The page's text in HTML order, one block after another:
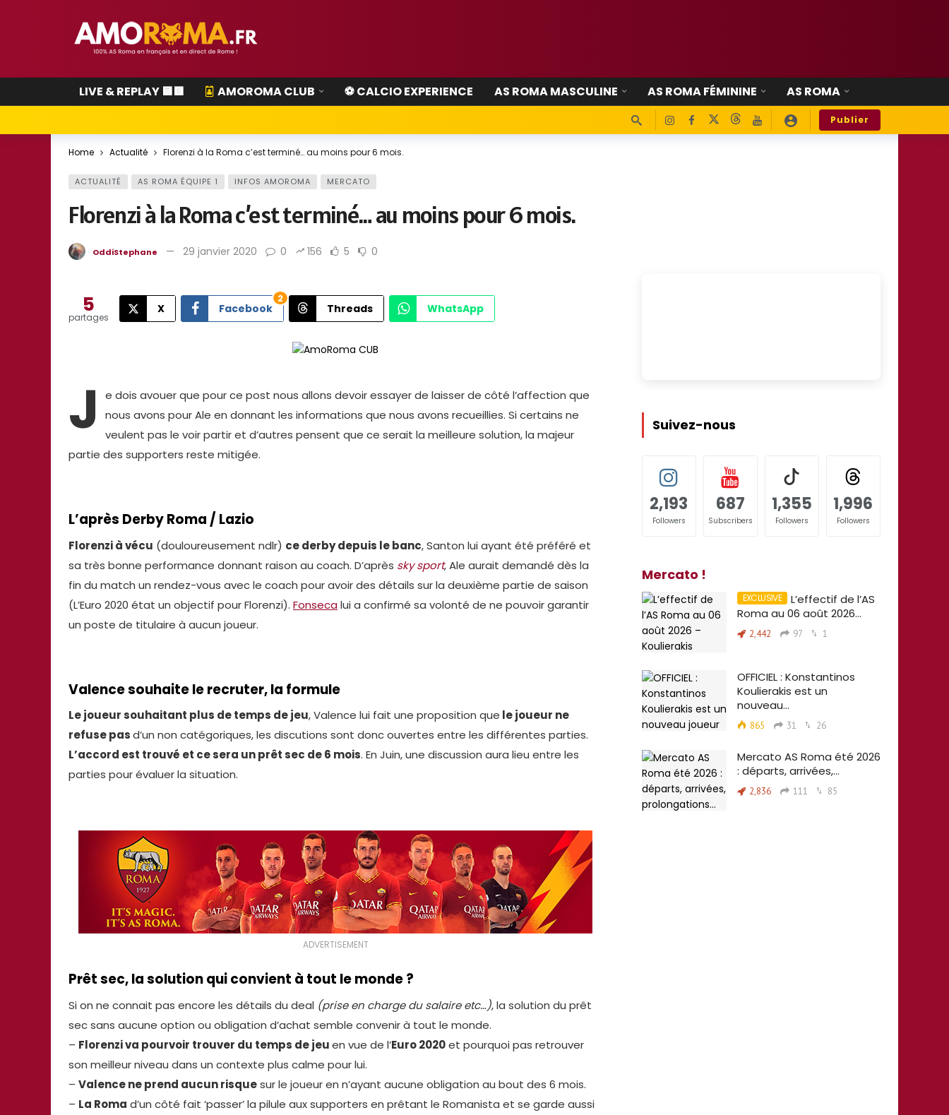
LIVE & REPLAY 🟨🟥 AMOROMA CLUB ⚽ CALCIO EXPERIENCE AS ROMA MASCULINE AS ROMA FÉMININE AS ROMA
Publier
Home Actualité Florenzi à la Roma c’est terminé… au moins pour 6 mois.
ACTUALITÉ AS ROMA ÉQUIPE 1 INFOS AMOROMA MERCATO
Florenzi à la Roma c’est terminé… au moins pour 6 mois.
OddiStephane 29 janvier 2020 0 156 5 0
5
partages
X Facebook
2
Threads WhatsApp
J
e dois avouer que pour ce post nous allons devoir essayer de laisser de côté l’affection que
nous avons pour Ale en donnant les informations que nous avons recueillies. Si certains ne
veulent pas le voir partir et d’autres pensent que ce serait la meilleure solution, la majeur
partie des supporters reste mitigée.
L’après Derby Roma / Lazio
Florenzi à vécu (douloureusement ndlr) ce derby depuis le banc, Santon lui ayant été préféré et
sa très bonne performance donnant raison au coach. D’après sky sport, Ale aurait demandé dès la
fin du match un rendez-vous avec le coach pour avoir des détails sur la deuxième partie de saison
(L’Euro 2020 état un objectif pour Florenzi). Fonsecalui a confirmé sa volonté de ne pouvoir garantir
un poste de titulaire à aucun joueur.
Valence souhaite le recruter, la formule
Le joueur souhaitant plus de temps de jeu, Valence lui fait une proposition que le joueur ne
refuse pasd’un non catégoriques, les discutions sont donc ouvertes entre les différentes parties.
L’accord est trouvé et ce sera un prêt sec de 6 mois. En Juin, une discussion aura lieu entre les
parties pour évaluer la situation.
ADVERTISEMENT
Prêt sec, la solution qui convient à tout le monde ?
Si on ne connait pas encore les détails du deal (prise en charge du salaire etc…), la solution du prêt
sec sans aucune option ou obligation d’achat semble convenir à tout le monde.
– Florenzi va pourvoir trouver du temps de jeuen vue de l’Euro 2020et pourquoi pas retrouver
son meilleur niveau dans un contexte plus calme pour lui.
– Valence ne prend aucun risquesur le joueur en n’ayant aucune obligation au bout des 6 mois.
– La Roma d’un côté fait ‘passer’ la pilule aux supporters en prêtant le Romanista et se garde aussi
Suivez-nous
2,193
Followers
687
Subscribers
1,355
Followers
1,996
Followers
Mercato !
L’effectif de l’AS
Roma au 06 août 2026…
2,442 97 1
OFFICIEL : Konstantinos
Koulierakis est un
nouveau…
865 31 26
Mercato AS Roma été 2026
: départs, arrivées,…
2,836 111 85